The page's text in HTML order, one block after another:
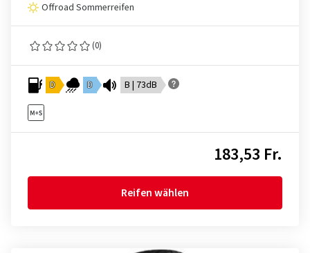
Offroad Sommerreifen
(0)
D D B | 73dB
183,53 Fr.
Reifen wählen